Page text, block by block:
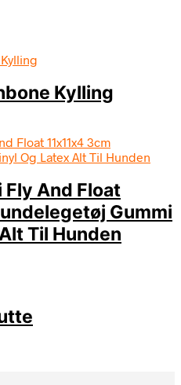
Kylling
Fly And Float
Gummi
Til Hunden